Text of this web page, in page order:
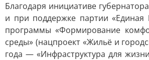
Благодаря инициативе
и при поддержке партии «Единая
программы «Формирование
среды» (нацпроект «Жильё и
года — «Инфраструктура для